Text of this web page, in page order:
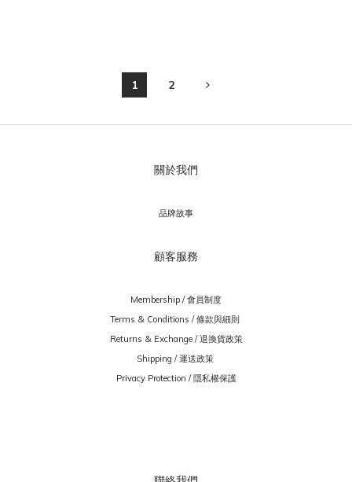
1 2
關於我們
品牌故事
顧客服務
Membership / 會員制度
Terms & Conditions / 條款與細則
Returns & Exchange / 退換貨政策
Shipping / 運送政策
Privacy Protection / 隱私權保護